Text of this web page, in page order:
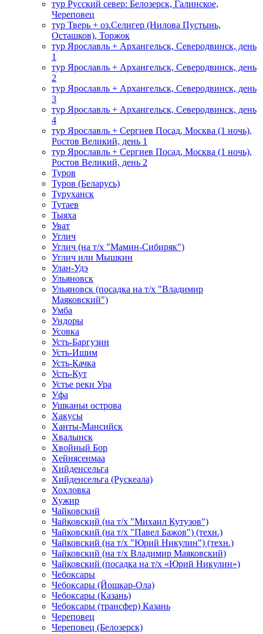
тур Русский север: Белозерск, Галинское,
Череповец
тур Тверь + оз.Селигер (Нилова Пустынь,
Осташков), Торжок
тур Ярославль + Архангельск, Северодвинск, день
1
тур Ярославль + Архангельск, Северодвинск, день
2
тур Ярославль + Архангельск, Северодвинск, день
3
тур Ярославль + Архангельск, Северодвинск, день
4
тур Ярославль + Сергиев Посад, Москва (1 ночь),
Ростов Великий, день 1
тур Ярославль + Сергиев Посад, Москва (1 ночь),
Ростов Великий, день 2
Туров
Туров (Беларусь)
Туруханск
Тутаев
Тыяха
Уват
Углич
Углич (на т/х "Мамин-Сибиряк")
Углич или Мышкин
Улан-Удэ
Ульяновск
Ульяновск (посадка на т/х "Владимир
Маяковский")
Умба
Ундоры
Усовка
Усть-Баргузин
Усть-Ишим
Усть-Качка
Усть-Кут
Устье реки Ура
Уфа
Ушканьи острова
Хакусы
Ханты-Мансийск
Хвалынск
Хвойный Бор
Хейнясенмаа
Хийденсельга
Хийденсельга (Рускеала)
Хохловка
Хужир
Чайковский
Чайковский (на т/х "Михаил Кутузов")
Чайковский (на т/х "Павел Бажов") (техн.)
Чайковский (на т/х "Юрий Никулин") (техн.)
Чайковский (на т/х Владимир Маяковский)
Чайковский (посадка на т/х «Юрий Никулин»)
Чебоксары
Чебоксары (Йошкар-Ола)
Чебоксары (Казань)
Чебоксары (трансфер) Казань
Череповец
Череповец (Белозерск)